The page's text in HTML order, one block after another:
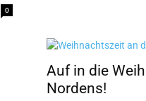
0
Auf in die
Nordens!